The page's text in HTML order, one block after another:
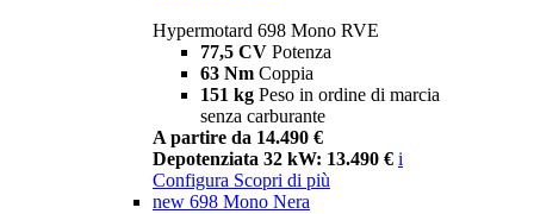
Hypermotard 698 Mono RVE
77,5 CV Potenza
63 Nm Coppia
151 kg Peso in ordine di marcia
senza carburante
A partire da 14.490 €
Depotenziata 32 kW: 13.490 € i
Configura Scopri di più
new 698 Mono Nera